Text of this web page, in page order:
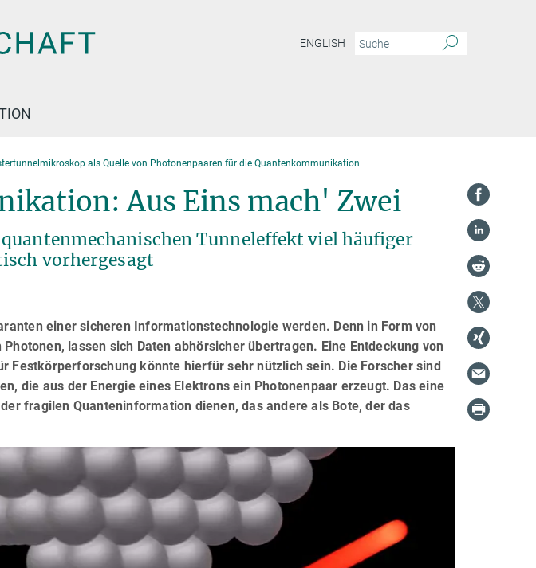
ENGLISH
als Quelle von Photonenpaaren für die Quantenkommunikation
Aus Eins mach' Zwei
Tunneleffekt viel häufiger
vorhergesagt
einer sicheren Informationstechnologie werden. Denn in Form von
lassen sich Daten abhörsicher übertragen. Eine Entdeckung von
Festkörperforschung könnte hierfür sehr nützlich sein. Die Forscher sind
die aus der Energie eines Elektrons ein Photonenpaar erzeugt. Das eine
fragilen Quanteninformation dienen, das andere als Bote, der das